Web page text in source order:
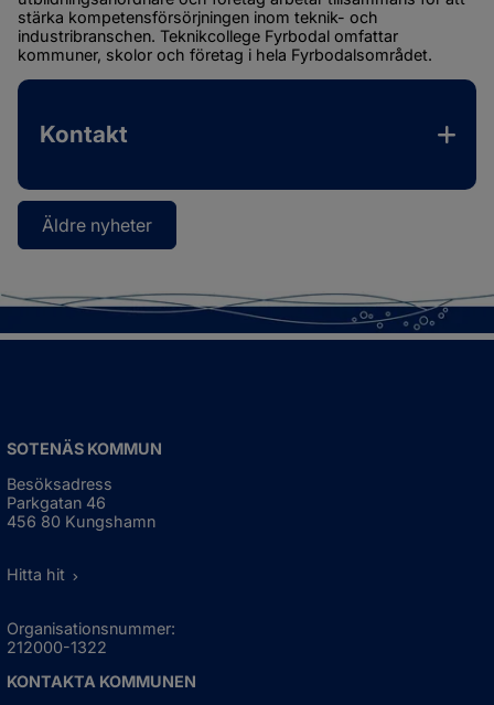
stärka kompetensförsörjningen inom teknik- och
industribranschen. Teknikcollege Fyrbodal omfattar
kommuner, skolor och företag i hela Fyrbodalsområdet.
Kontakt
Äldre nyheter
SOTENÄS KOMMUN
Besöksadress
Parkgatan 46
456 80 Kungshamn
Hitta hit
Organisationsnummer:
212000-1322
KONTAKTA KOMMUNEN